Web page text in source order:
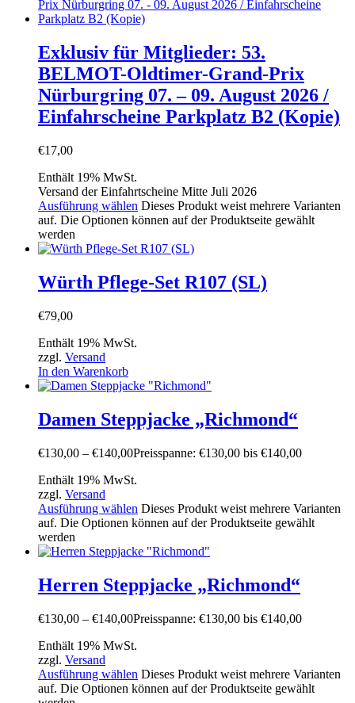
Exklusiv für Mitglieder: 53.
BELMOT-Oldtimer-Grand-Prix
Nürburgring 07. – 09. August 2026 /
Einfahrscheine Parkplatz B2 (Kopie)
€17,00
Enthält 19% MwSt.
Versand der Einfahrtscheine Mitte Juli 2026
Ausführung wählen Dieses Produkt weist mehrere Varianten
auf. Die Optionen können auf der Produktseite gewählt
werden
Würth Pflege-Set R107 (SL)
€79,00
Enthält 19% MwSt.
zzgl. Versand
In den Warenkorb
Damen Steppjacke „Richmond“
€130,00 – €140,00Preisspanne: €130,00 bis €140,00
Enthält 19% MwSt.
zzgl. Versand
Ausführung wählen Dieses Produkt weist mehrere Varianten
auf. Die Optionen können auf der Produktseite gewählt
werden
Herren Steppjacke „Richmond“
€130,00 – €140,00Preisspanne: €130,00 bis €140,00
Enthält 19% MwSt.
zzgl. Versand
Ausführung wählen Dieses Produkt weist mehrere Varianten
auf. Die Optionen können auf der Produktseite gewählt